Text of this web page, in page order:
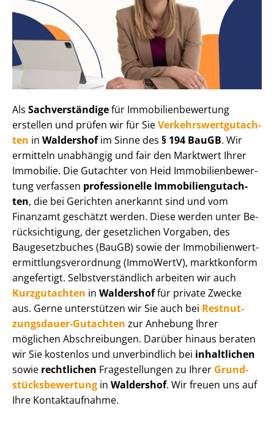
Als Sachverständigefür Im­mo­bi­li­en­be­wer­tung
erstellen und prüfen wir für SieVer­kehrs­wert­gut­ach­
ten in Waldershofim Sinne des § 194 BauGB. Wir
ermitteln unabhängig und fair den Marktwert Ihrer
Immobilie. Die Gutachter von Heid Im­mo­bi­li­en­be­wer­
tung verfassen professionelle Im­mo­bi­li­en­gut­ach­
ten, die bei Gerichten anerkannt sind und vom
Finanzamt geschätzt werden. Diese werden unter Be­
rück­sich­ti­gung, der gesetzlichen Vorgaben, des
Baugesetzbuches (BauGB) sowie der Im­mo­bi­li­en­wert­
ermitt­lungs­ver­ord­nung (ImmoWertV), marktkonform
angefertigt. Selbst­ver­ständ­lich arbeiten wir auch
Kurzgutachten in Waldershoffür private Zwecke
aus. Gerne unterstützen wir Sie auch bei Rest­nut­
zungs­dau­er-Gutachten zur Anhebung Ihrer
möglichen Abschreibungen. Darüber hinaus beraten
wir Sie kostenlos und unverbindlich bei inhaltlichen
sowie rechtlichen Fragestellungen zu Ihrer Grund­
stücks­be­wer­tung in Waldershof. Wir freuen uns auf
Ihre Kontaktaufnahme.